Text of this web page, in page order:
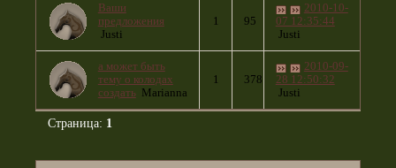
Ваши
предложения
Justi
1 95
2010-10-
07 12:35:44
Justi
а может быть
тему о колодах
создать Marianna
1 378
2010-09-
28 12:50:32
Justi
Страница: 1